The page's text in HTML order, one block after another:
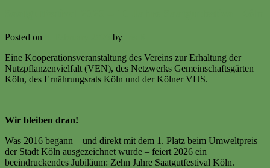
Posted on by
Eine Kooperationsveranstaltung des Vereins zur Erhaltung der
Nutzpflanzenvielfalt (VEN), des Netzwerks Gemeinschaftsgärten
Köln, des Ernährungsrats Köln und der Kölner VHS.
Wir bleiben dran!
Was 2016 begann – und direkt mit dem 1. Platz beim Umweltpreis
der Stadt Köln ausgezeichnet wurde – feiert 2026 ein
beeindruckendes Jubiläum: Zehn Jahre Saatgutfestival Köln.